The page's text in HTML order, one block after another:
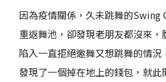
因為疫情關係，久未跳舞的Swing
重返舞池，卻發現老朋友都沒來
陷入一直拒絕邀舞又想跳舞的情況
發現了一個掉在地上的錢包，就